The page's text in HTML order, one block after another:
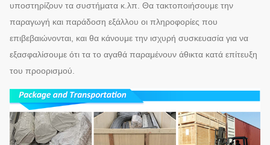
υποστηρίζουν τα συστήματα κ.λπ. Θα τακτοποιήσουμε την
παραγωγή και παράδοση εξάλλου οι πληροφορίες που
επιβεβαιώνονται, και θα κάνουμε την ισχυρή συσκευασία για να
εξασφαλίσουμε ότι τα το αγαθά παραμένουν άθικτα κατά επίτευξη
του προορισμού.